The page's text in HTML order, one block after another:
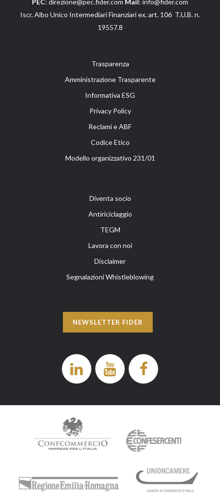
PEC: direzione@pec.fider.com Mail: info@fider.com
Iscr. Albo Unico Intermediari Finanziari ex. art. 106 T.U.B. n.
19557.8
Trasparenza
Amministrazione Trasparente
Informativa ESG
Privacy Policy
Reclami e ABF
Codice Etico
Modello organizzativo 231/01
Diventa socio
Antiriciclaggio
TEGM
Lavora con noi
Disclaimer
Segnalazioni Whistleblowing
NEWSLETTER FIDER